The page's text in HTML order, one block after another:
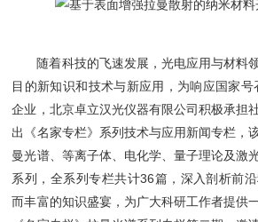
随着科技的飞速发展，光电应用与材料
目的新知识和技术与新应用，为响应国家
企业，北京卓立汉光仪器有限公司积极承担
出《名家专栏》系列技术与应用新闻专栏，
曼光谱、等离子体、电化学、量子理论及激
系列，全系列专栏共计36篇，深入剖析前
而丰富的知识盛宴，为广大科研工作者提供